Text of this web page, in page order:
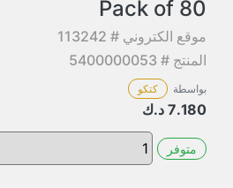
Pack of 80
موقع الكتروني # 113242
المنتج # 5400000053
بواسطة كتكو
7.180 د.ك
متوفر